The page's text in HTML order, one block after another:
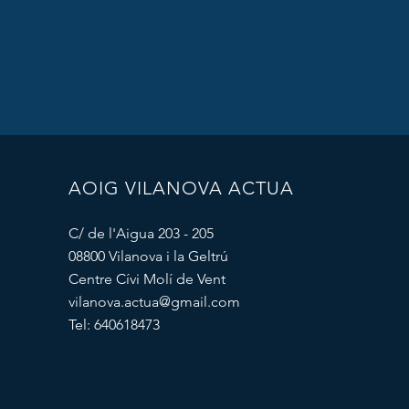
AOIG VILANOVA ACTUA
C/ de l'Aigua 203 - 205
08800 Vilanova i la Geltrú
Centre Cívi Molí de Vent
vilanova.actua@gmail.com
Tel: 640618473